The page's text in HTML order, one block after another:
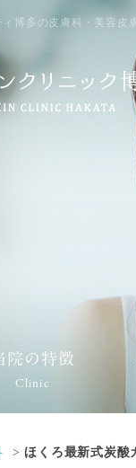
博多の皮膚科・美容
院の特徴
ほくろ最新式炭酸